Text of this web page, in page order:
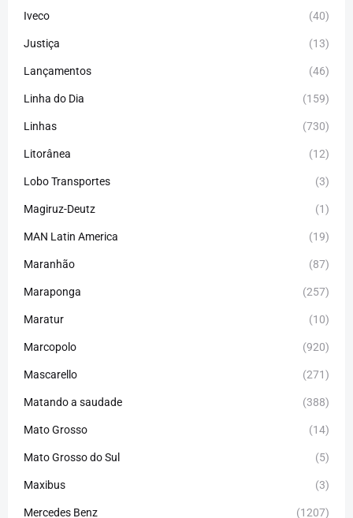
Iveco (40)
Justiça (13)
Lançamentos (46)
Linha do Dia (159)
Linhas (730)
Litorânea (12)
Lobo Transportes (3)
Magiruz-Deutz (1)
MAN Latin America (19)
Maranhão (87)
Maraponga (257)
Maratur (10)
Marcopolo (920)
Mascarello (271)
Matando a saudade (388)
Mato Grosso (14)
Mato Grosso do Sul (5)
Maxibus (3)
Mercedes Benz (1207)